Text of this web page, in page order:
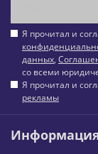
Я прочитал и
данных,
со всеми
Я прочитал и
рекламы